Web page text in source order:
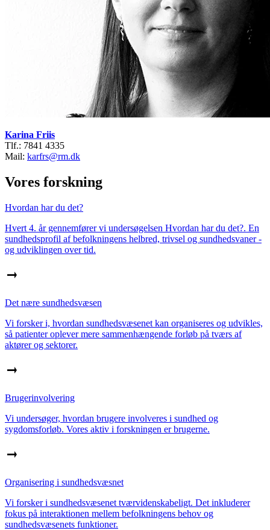
Karina Friis
Tlf.: 7841 4335
Mail: karfrs@rm.dk
Vores forskning
Hvordan har du det?
Hvert 4. år gennemfører vi undersøgelsen Hvordan har du det?. En
sundhedsprofil af befolkningens helbred, trivsel og sundhedsvaner -
og udviklingen over tid.
Det nære sundhedsvæsen
Vi forsker i, hvordan sundhedsvæsenet kan organiseres og udvikles,
så patienter oplever mere sammenhængende forløb på tværs af
aktører og sektorer.
Brugerinvolvering
Vi undersøger, hvordan brugere involveres i sundhed og
sygdomsforløb. Vores aktiv i forskningen er brugerne.
Organisering i sundhedsvæsnet
Vi forsker i sundhedsvæsenet tværvidenskabeligt. Det inkluderer
fokus på interaktionen mellem befolkningens behov og
sundhedsvæsenets funktioner.